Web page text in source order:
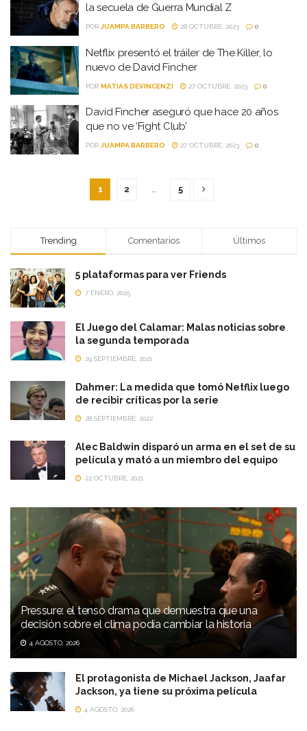
la secuela de Guerra Mundial Z
POR JUAMPA BARBERO 28 OCTUBRE, 2023 0
Netflix presentó el tráiler de The Killer, lo
nuevo de David Fincher
POR MATIAS DEVINCENZI 27 OCTUBRE, 2023 0
David Fincher aseguró que hace 20 años
que no ve ‘Fight Club’
POR JUAMPA BARBERO 27 OCTUBRE, 2023 0
1 2 5
Trending Comentarios Últimos
5 plataformas para ver Friends
7 ENERO, 2025
El Juego del Calamar: Malas noticias sobre
la segunda temporada
29 SEPTIEMBRE, 2021
Dahmer: La medida que tomó Netflix luego
de recibir críticas por la serie
28 SEPTIEMBRE, 2022
Alec Baldwin disparó un arma en el set de su
película y mató a un miembro del equipo
22 OCTUBRE, 2021
Pressure: el tenso drama que demuestra que una
decisión sobre el clima podía cambiar la historia
4 AGOSTO, 2026
El protagonista de Michael Jackson, Jaafar
Jackson, ya tiene su próxima película
4 AGOSTO, 2026